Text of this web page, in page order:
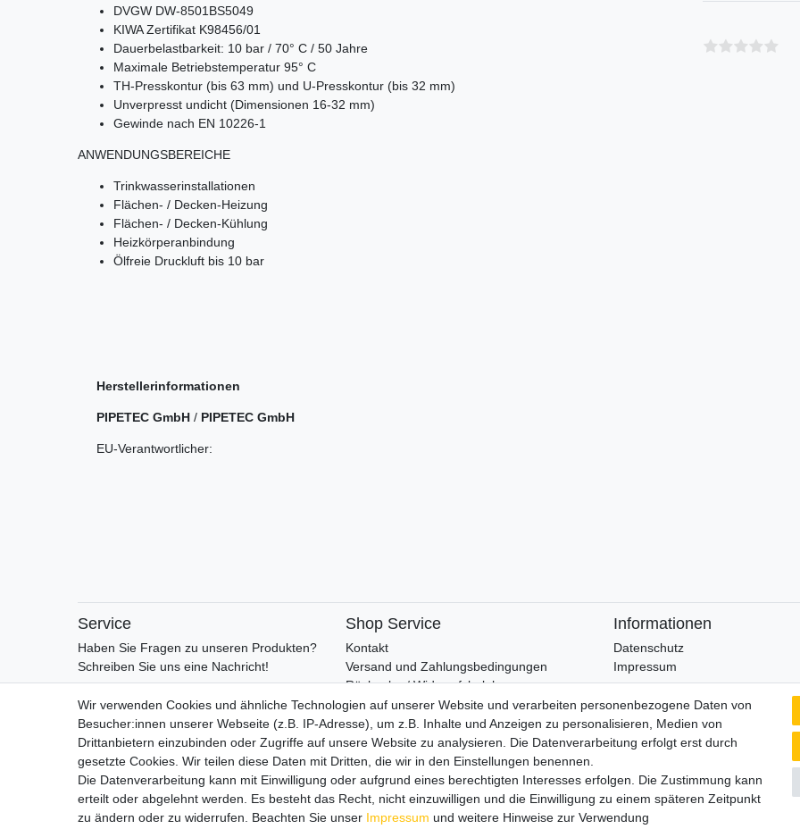
DVGW DW-8501BS5049
KIWA Zertifikat K98456/01
Dauerbelastbarkeit: 10 bar / 70° C / 50 Jahre
Maximale Betriebstemperatur 95° C
TH-Presskontur (bis 63 mm) und U-Presskontur (bis 32 mm)
Unverpresst undicht (Dimensionen 16-32 mm)
Gewinde nach EN 10226-1
ANWENDUNGSBEREICHE
Trinkwasserinstallationen
Flächen- / Decken-Heizung
Flächen- / Decken-Kühlung
Heizkörperanbindung
Ölfreie Druckluft bis 10 bar
Herstellerinformationen
PIPETEC GmbH / PIPETEC GmbH
EU-Verantwortlicher:
Service
Haben Sie Fragen zu unseren Produkten?
Schreiben Sie uns eine Nachricht!
Shop Service
Kontakt
Versand und Zahlungsbedingungen
Rückgabe / Widerrufsbelehrung
Retoure
AGB
Vertrag widerrufen
Informationen
Datenschutz
Impressum
Wir verschicken klimaneutral mit
Wir verwenden Cookies und ähnliche Technologien auf unserer Website und verarbeiten personenbezogene Daten von
Besucher:innen unserer Webseite (z.B. IP-Adresse), um z.B. Inhalte und Anzeigen zu personalisieren, Medien von
Drittanbietern einzubinden oder Zugriffe auf unsere Website zu analysieren. Die Datenverarbeitung erfolgt erst durch
gesetzte Cookies. Wir teilen diese Daten mit Dritten, die wir in den Einstellungen benennen.
Die Datenverarbeitung kann mit Einwilligung oder aufgrund eines berechtigten Interesses erfolgen. Die Zustimmung kann
erteilt oder abgelehnt werden. Es besteht das Recht, nicht einzuwilligen und die Einwilligung zu einem späteren Zeitpunkt
zu ändern oder zu widerrufen. Beachten Sie unser Impressum und weitere Hinweise zur Verwendung